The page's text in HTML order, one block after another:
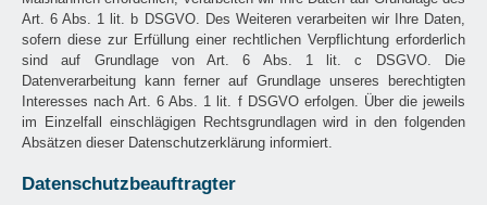
Art. 6 Abs. 1 lit. b DSGVO. Des Weiteren verarbeiten wir Ihre Daten,
sofern diese zur Erfüllung einer rechtlichen Verpflichtung erforderlich
sind auf Grundlage von Art. 6 Abs. 1 lit. c DSGVO. Die
Datenverarbeitung kann ferner auf Grundlage unseres berechtigten
Interesses nach Art. 6 Abs. 1 lit. f DSGVO erfolgen. Über die jeweils
im Einzelfall einschlägigen Rechtsgrundlagen wird in den folgenden
Absätzen dieser Datenschutzerklärung informiert.
Datenschutzbeauftragter